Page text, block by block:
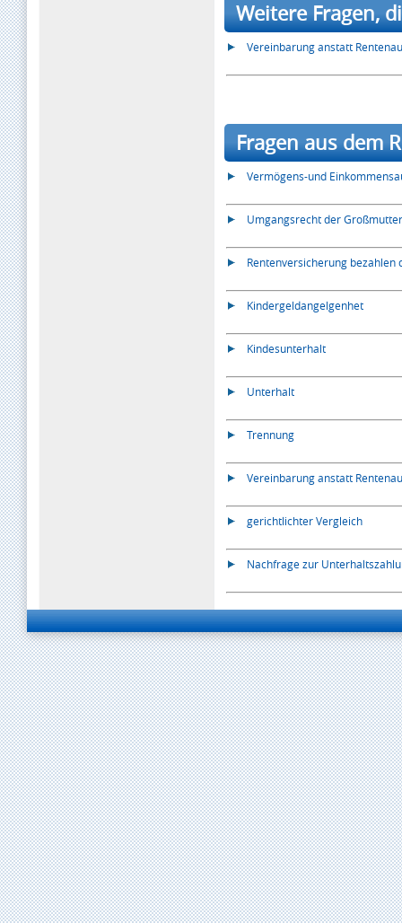
Weitere Fragen,
Vereinbarung anstatt
Fragen aus dem
Vermögens-und
Umgangsrecht der
Rentenversicherung bezahlen
Kindergeldangelgenhet
Kindesunterhalt
Unterhalt
Trennung
Vereinbarung anstatt
gerichtlichter Vergleich
Nachfrage zur